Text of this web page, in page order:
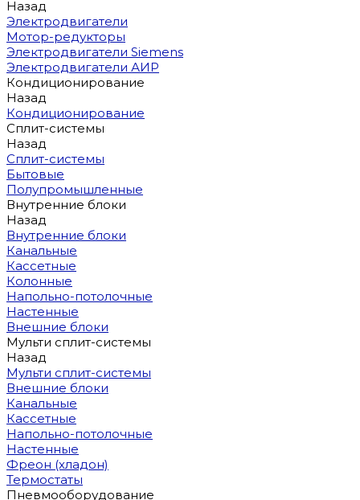
Назад
Электродвигатели
Мотор-редукторы
Электродвигатели Siemens
Электродвигатели АИР
Кондиционирование
Назад
Кондиционирование
Сплит-системы
Назад
Сплит-системы
Бытовые
Полупромышленные
Внутренние блоки
Назад
Внутренние блоки
Канальные
Кассетные
Колонные
Напольно-потолочные
Настенные
Внешние блоки
Мульти сплит-системы
Назад
Мульти сплит-системы
Внешние блоки
Канальные
Кассетные
Напольно-потолочные
Настенные
Фреон (хладон)
Термостаты
Пневмооборудование